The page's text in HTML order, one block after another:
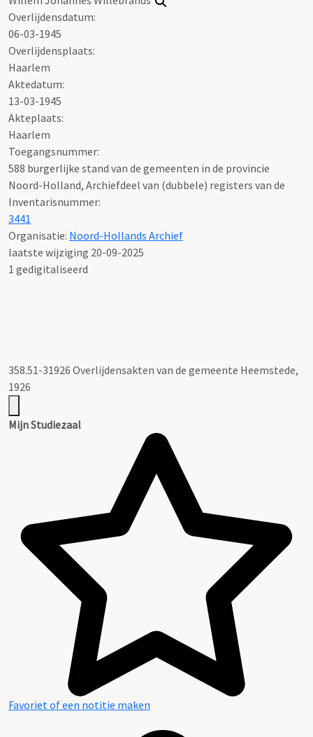
Overlijdensdatum:
06-03-1945
Overlijdensplaats:
Haarlem
Aktedatum:
13-03-1945
Akteplaats:
Haarlem
Toegangsnummer:
588 burgerlijke stand van de gemeenten in de provincie
Noord-Holland, Archiefdeel van (dubbele) registers van de
Inventarisnummer:
3441
Organisatie: Noord-Hollands Archief
laatste wijziging 20-09-2025
1 gedigitaliseerd
358.51-31926 Overlijdensakten van de gemeente Heemstede,
1926
Mijn Studiezaal
Favoriet of een notitie maken